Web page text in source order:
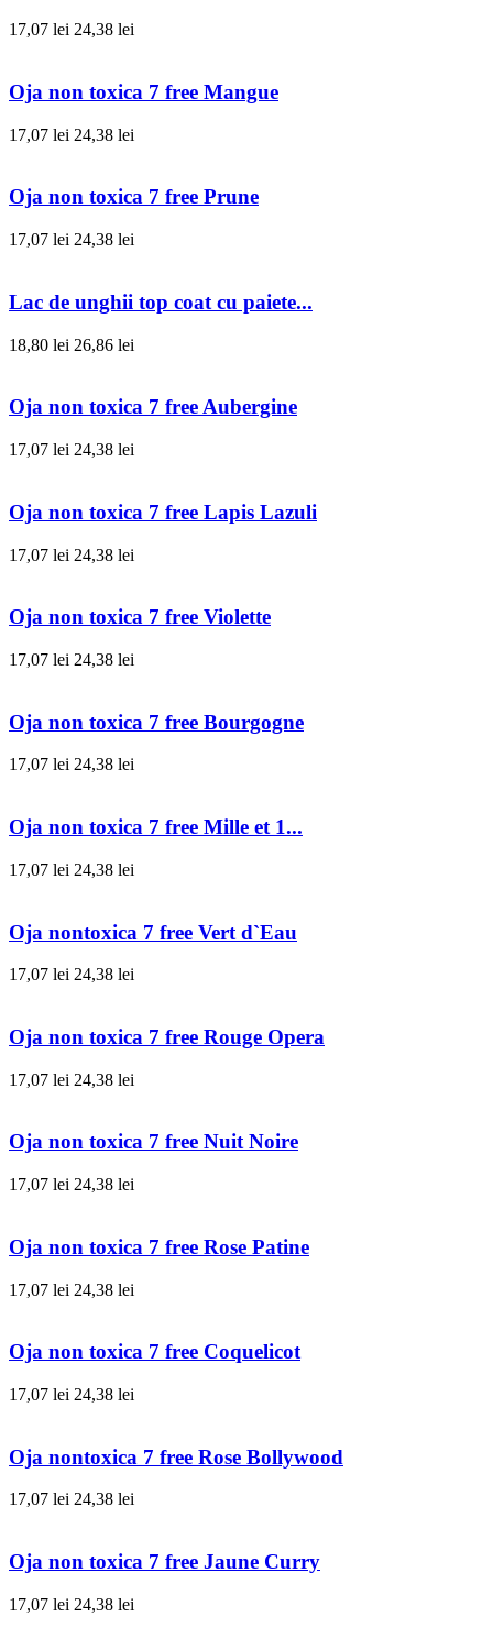
17,07 lei 24,38 lei
Oja non toxica 7 free Mangue
17,07 lei 24,38 lei
Oja non toxica 7 free Prune
17,07 lei 24,38 lei
Lac de unghii top coat cu paiete...
18,80 lei 26,86 lei
Oja non toxica 7 free Aubergine
17,07 lei 24,38 lei
Oja non toxica 7 free Lapis Lazuli
17,07 lei 24,38 lei
Oja non toxica 7 free Violette
17,07 lei 24,38 lei
Oja non toxica 7 free Bourgogne
17,07 lei 24,38 lei
Oja non toxica 7 free Mille et 1...
17,07 lei 24,38 lei
Oja nontoxica 7 free Vert d`Eau
17,07 lei 24,38 lei
Oja non toxica 7 free Rouge Opera
17,07 lei 24,38 lei
Oja non toxica 7 free Nuit Noire
17,07 lei 24,38 lei
Oja non toxica 7 free Rose Patine
17,07 lei 24,38 lei
Oja non toxica 7 free Coquelicot
17,07 lei 24,38 lei
Oja nontoxica 7 free Rose Bollywood
17,07 lei 24,38 lei
Oja non toxica 7 free Jaune Curry
17,07 lei 24,38 lei